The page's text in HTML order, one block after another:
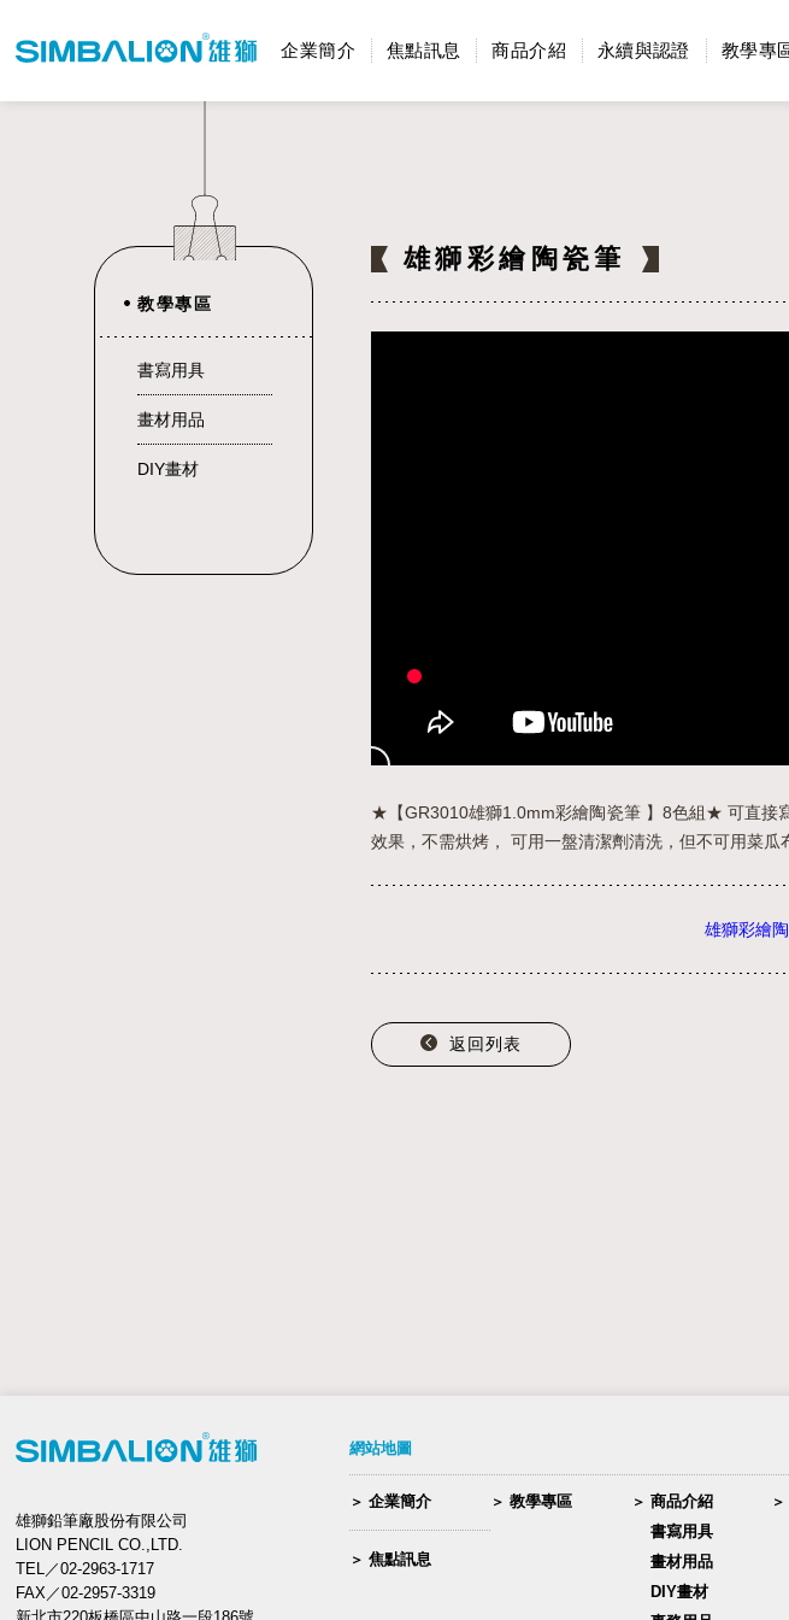
企業簡介 焦點訊息 商品介紹 永續與認證 教學專
教學專區
書寫用具
畫材用品
DIY畫材
雄獅彩繪陶瓷筆
★【GR3010雄獅1.0mm彩繪陶瓷筆 】8色組★ 可直接
效果，不需烘烤， 可用一盤清潔劑清洗，但不可用菜瓜
雄獅彩繪
返回列表
雄獅鉛筆廠股份有限公司
LION PENCIL CO.,LTD.
TEL／02-2963-1717
FAX／02-2957-3319
網站地圖
企業簡介
焦點訊息
教學專區
商品介紹
書寫用具
畫材用品
DIY畫材